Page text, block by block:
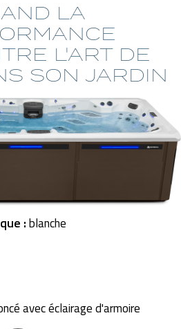
LA
L'ART DE
SON JARDIN
avec éclairage d'armoire
:blanche